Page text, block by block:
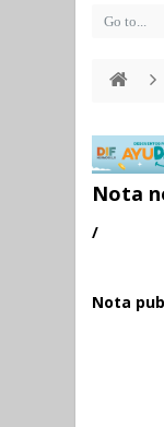
Nota
/
Nota